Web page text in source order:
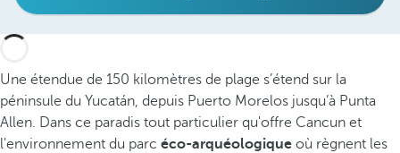
Une étendue de 150 kilomètres de plage s’étend sur la
péninsule du Yucatán, depuis Puerto Morelos jusqu’à Punta
Allen. Dans ce paradis tout particulier qu'offre Cancun et
l'environnement du parc éco-arquéologique où règnent les